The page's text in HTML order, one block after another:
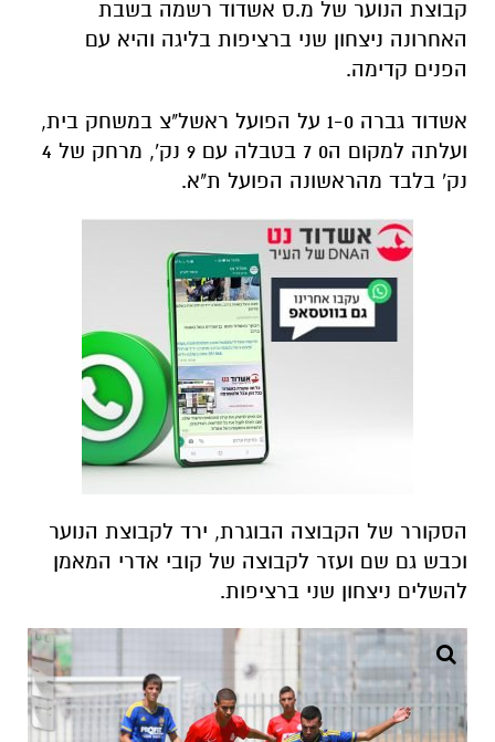
קבוצת הנוער של מ.ס אשדוד רשמה בשבת
האחרונה ניצחון שני ברציפות בליגה והיא עם
הפנים קדימה.
אשדוד גברה 1-0 על הפועל ראשל"צ במשחק בית,
ועלתה למקום ה0 7 בטבלה עם 9 נק', מרחק של 4
נק' בלבד מהראשונה הפועל ת"א.
הסקורר של הקבוצה הבוגרת, ירד לקבוצת הנוער
וכבש גם שם ועזר לקבוצה של קובי אדרי המאמן
להשלים ניצחון שני ברציפות.